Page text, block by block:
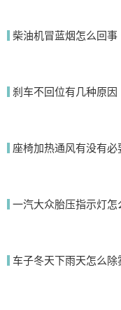
柴油机冒蓝烟怎么回事
刹车不回位有几种原因
座椅加热通风有没有必
一汽大众胎压指示灯怎
车子冬天下雨天怎么除